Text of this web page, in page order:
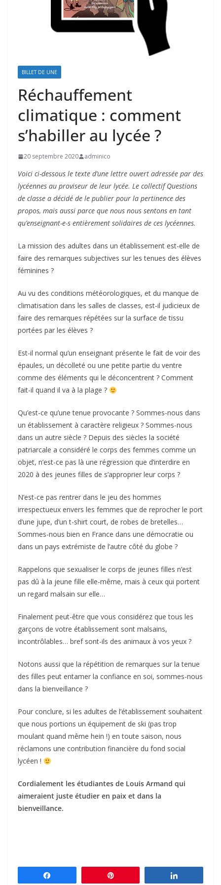
BILLET DE UNE
Réchauffement
climatique : comment
s’habiller au lycée ?
20 septembre 2020 adminico
Voici ci-dessous le texte d’une lettre ouvert adressée par des
lycéennes au proviseur de leur lycée. Le collectif Questions
de classe a décidé de le publier pour la pertinence des
propos, mais aussi parce que nous nous sentons en tant
qu’enseignant-e-s entièrement solidaires de ces lycéennes.
La mission des adultes dans un établissement est-elle de
faire des remarques subjectives sur les tenues des élèves
féminines ?
Au vu des conditions météorologiques, et du manque de
climatisation dans les salles de classes, est-il judicieux de
faire des remarques répétées sur la surface de tissu
portées par les élèves ?
Est-il normal qu’un enseignant présente le fait de voir des
épaules, un décolleté ou une petite partie du ventre
comme des éléments qui le déconcentrent ? Comment
fait-il quand il va à la plage ?
Qu’est-ce qu’une tenue provocante ? Sommes-nous dans
un établissement à caractère religieux ? Sommes-nous
dans un autre siècle ? Depuis des siècles la société
patriarcale a considéré le corps des femmes comme un
objet, n’est-ce pas là une régression que d’interdire en
2020 à des jeunes filles de s’approprier leur corps ?
N’est-ce pas rentrer dans le jeu des hommes
irrespectueux envers les femmes que de reprocher le port
d’une jupe, d’un t-shirt court, de robes de bretelles…
Sommes-nous bien en France dans une démocratie ou
dans un pays extrémiste de l’autre côté du globe ?
Rappelons que sexualiser le corps de jeunes filles n’est
pas dû à la jeune fille elle-même, mais à ceux qui portent
un regard malsain sur elle…
Finalement peut-être que vous considérez que tous les
garçons de votre établissement sont malsains,
incontrôlables… bref sont-ils des animaux à vos yeux ?
Notons aussi que la répétition de remarques sur la tenue
des filles peut entamer la confiance en soi, sommes-nous
dans la bienveillance ?
Pour conclure, si les adultes de l’établissement souhaitent
que nous portions un équipement de ski (pas trop
moulant quand même hein !) en toute saison, nous
réclamons une contribution financière du fond social
lycéen !
Cordialement les étudiantes de Louis Armand qui
aimeraient juste étudier en paix et dans la
bienveillance.